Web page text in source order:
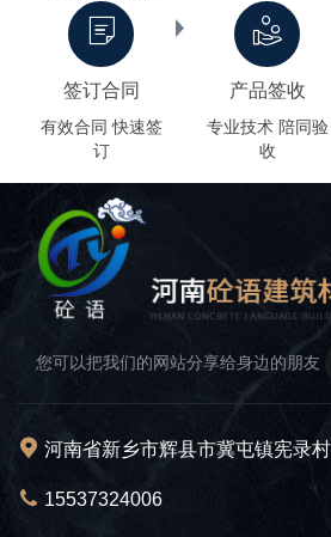
签订合同
有效合同 快速签
订
产品签收
专业技术 陪同验
收
您可以把我们的网站分享给身边的朋友
河南省新乡市辉县市冀屯镇宪录
15537324006